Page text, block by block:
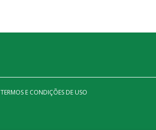
TERMOS E CONDIÇÕES DE USO